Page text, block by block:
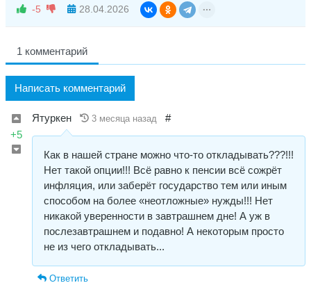
-5 28.04.2026
1 комментарий
Написать комментарий
+5
Ятуркен 3 месяца назад #
Как в нашей стране можно что-то откладывать???!!!
Нет такой опции!!! Всё равно к пенсии всё сожрёт
инфляция, или заберёт государство тем или иным
способом на более «неотложные» нужды!!! Нет
никакой уверенности в завтрашнем дне! А уж в
послезавтрашнем и подавно! А некоторым просто
не из чего откладывать...
Ответить